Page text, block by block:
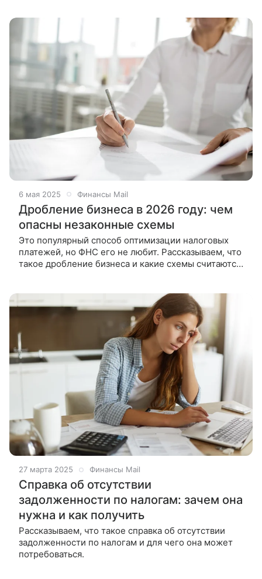
6 мая 2025 Финансы Mail
Дробление бизнеса в 2026 году: чем
опасны незаконные схемы
Это популярный способ оптимизации налоговых
платежей, но ФНС его не любит. Рассказываем, что
такое дробление бизнеса и какие схемы считаются
27 марта 2025 Финансы Mail
Справка об отсутствии
задолженности по налогам: зачем она
нужна и как получить
Рассказываем, что такое справка об отсутствии
задолженности по налогам и для чего она может
потребоваться.